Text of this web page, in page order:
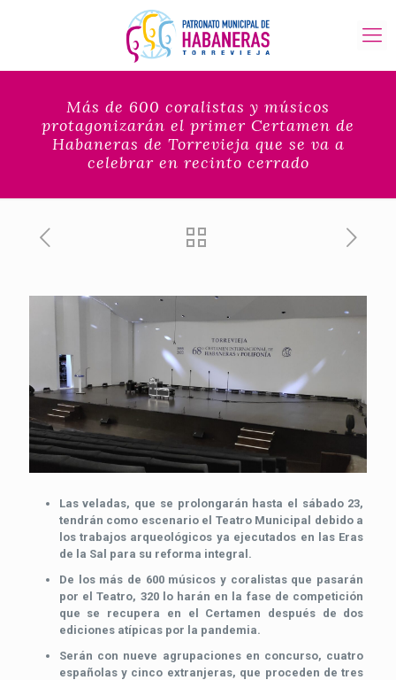
Más de 600 coralistas y músicos
protagonizarán el primer Certamen de
Habaneras de Torrevieja que se va a
celebrar en recinto cerrado
Las veladas, que se prolongarán hasta el sábado 23,
tendrán como escenario el Teatro Municipal debido a
los trabajos arqueológicos ya ejecutados en las Eras
de la Sal para su reforma integral.
De los más de 600 músicos y coralistas que pasarán
por el Teatro, 320 lo harán en la fase de competición
que se recupera en el Certamen después de dos
ediciones atípicas por la pandemia.
Serán con nueve agrupaciones en concurso, cuatro
españolas y cinco extranjeras, que proceden de tres